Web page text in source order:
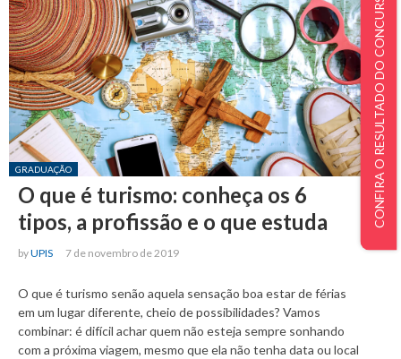
Posted in:
GRADUAÇÃO
O que é turismo: conheça os 6
tipos, a profissão e o que estuda
byUPIS 7 de novembro de 2019
O que é turismo senão aquela sensação boa estar de férias
em um lugar diferente, cheio de possibilidades? Vamos
combinar: é difícil achar quem não esteja sempre sonhando
com a próxima viagem, mesmo que ela não tenha data ou local
CONFIRA O RESULTADO DO CONCURSO DE BOLSAS